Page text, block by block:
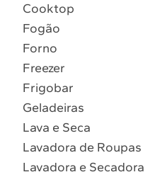
8º Embutir
9º Combos
Cooktop
Fogão
Forno
Freezer
Frigobar
Geladeiras
Lava e Seca
Lavadora de Roupas
Lavadora e Secadora